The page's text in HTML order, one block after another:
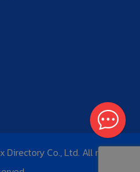
Co., Ltd. All rights